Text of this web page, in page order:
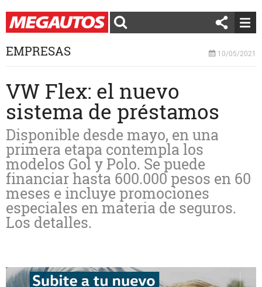
EMPRESAS 10/05/2021
VW Flex: el nuevo
sistema de préstamos
Disponible desde mayo, en una
primera etapa contempla los
modelos Gol y Polo. Se puede
financiar hasta 600.000 pesos en 60
meses e incluye promociones
especiales en materia de seguros.
Los detalles.